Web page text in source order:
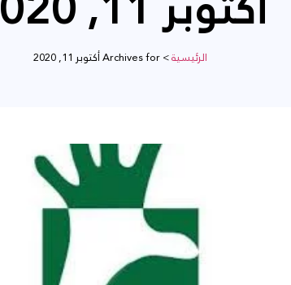
الرئيسية>Archives for أكتوبر 11, 2020